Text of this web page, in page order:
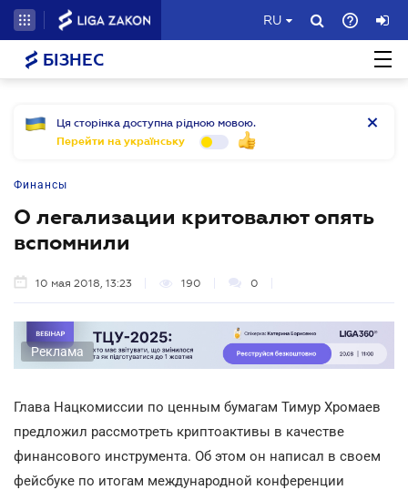
RU
БІЗНЕС
Ця сторінка доступна рідною мовою.
Перейти на українську
Финансы
О легализации критовалют опять
вспомнили
10 мая 2018, 13:23 190 0
Реклама
Глава Нацкомиссии по ценным бумагам Тимур Хромаев
предложил рассмотреть криптоактивы в качестве
финансового инструмента. Об этом он написал в своем
фейсбуке по итогам международной конференции